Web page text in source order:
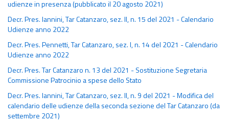
udienze in presenza (pubblicato il 20 agosto 2021)
Decr. Pres. Iannini, Tar Catanzaro, sez. II, n. 15 del 2021 - Calendario
Udienze anno 2022
Decr. Pres. Pennetti, Tar Catanzaro, sez. I, n. 14 del 2021 - Calendario
Udienze anno 2022
Decr. Pres. Tar Catanzaro n. 13 del 2021 - Sostituzione Segretaria
Commissione Patrocinio a spese dello Stato
Decr. Pres. Iannini, Tar Catanzaro, sez. II, n. 9 del 2021 - Modifica del
calendario delle udienze della seconda sezione del Tar Catanzaro (da
settembre 2021)